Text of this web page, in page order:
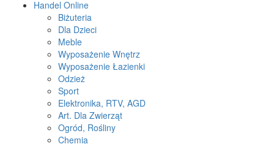
Handel Online
Biżuteria
Dla Dzieci
Meble
Wyposażenie Wnętrz
Wyposażenie Łazienki
Odzież
Sport
Elektronika, RTV, AGD
Art. Dla Zwierząt
Ogród, Rośliny
Chemia